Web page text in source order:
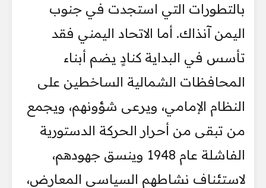
بالتطورات التي استجدت في جنوب
اليمن آنذاك. أما الاتحاد اليمني فقد
تأسس في البداية كنادٍ يضم أبناء
المحافظات الشمالية الساخطين على
النظام الإمامي، ويرعى شؤونهم، ويجمع
من تبقى من أحرار الحركة الدستورية
الفاشلة عام 1948 وينسق جهودهم،
لاستئناف نشاطهم السياسي المعارض،